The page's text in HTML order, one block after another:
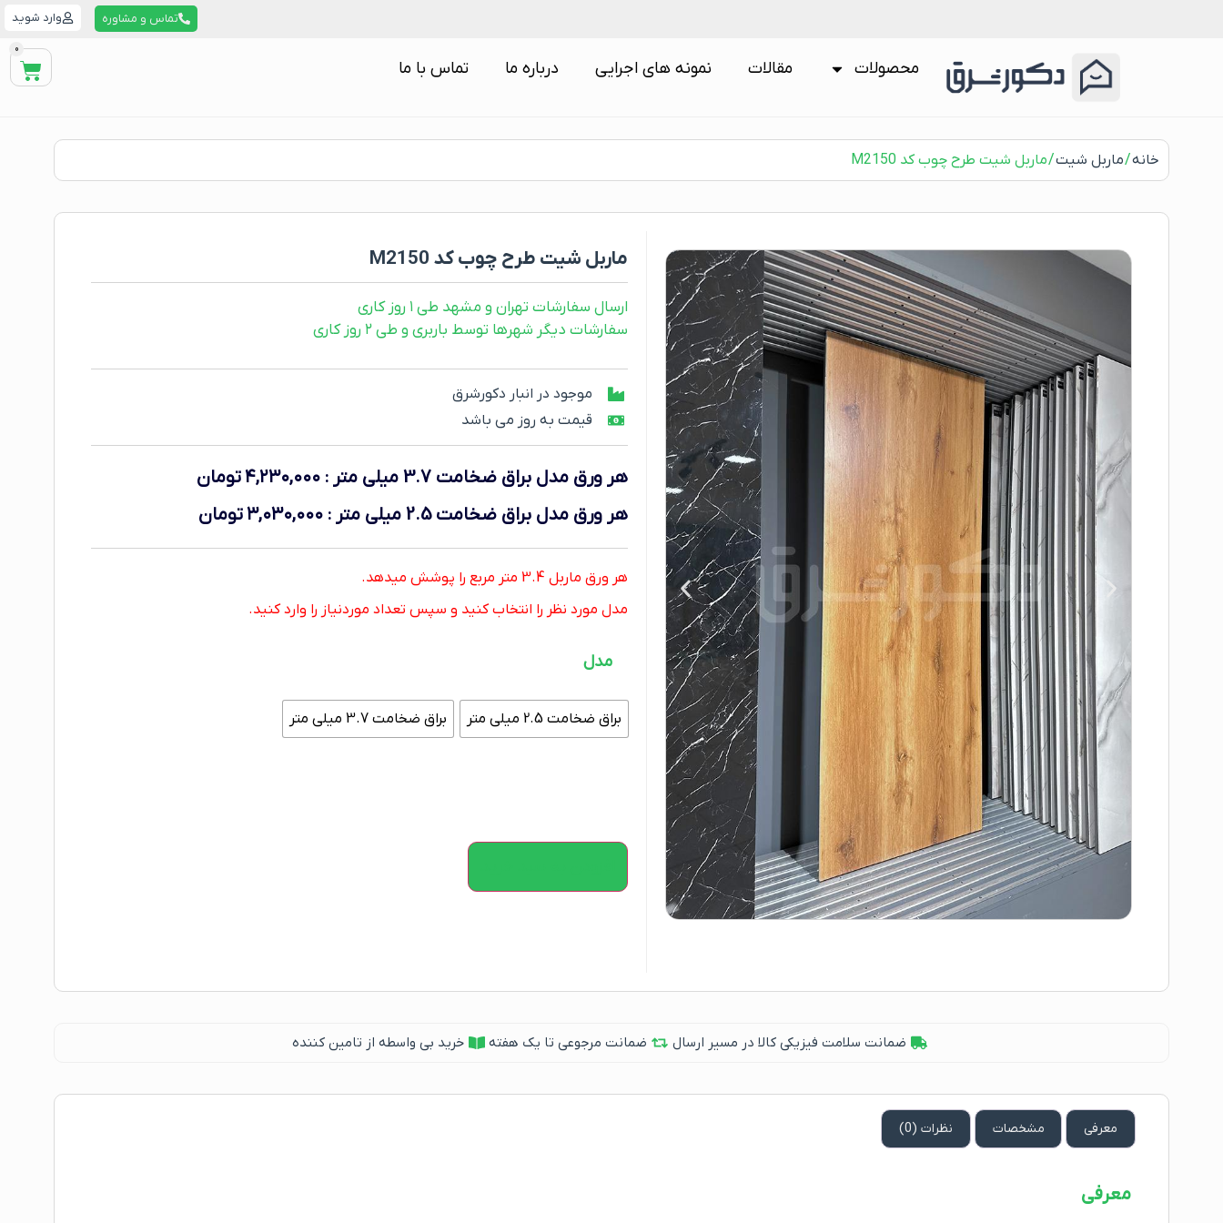
تماس و مشاوره وارد شوید
محصولات مقالات نمونه های اجرایی درباره ما تماس با ما
0
خانه/ماربل شیت/ ماربل شیت طرح چوب کد M2150
ماربل شیت طرح چوب کد M2150
ارسال سفارشات تهران و مشهد طی ۱ روز کاری
سفارشات دیگر شهرها توسط باربری و طی ۲ روز کاری
موجود در انبار دکورشرق
قیمت به روز می باشد
هر ورق مدل براق ضخامت 3.7 میلی متر : ۴,۲۳۰,۰۰۰تومان
هر ورق مدل براق ضخامت 2.5 میلی متر : ۳,۰۳۰,۰۰۰تومان
هر ورق ماربل 3.4 متر مربع را پوشش میدهد.
مدل مورد نظر را انتخاب کنید و سپس تعداد موردنیاز را وارد کنید.
مدل
براق ضخامت 2.5 میلی متر براق ضخامت 3.7 میلی متر
ضمانت سلامت فیزیکی کالا در مسیر ارسال ضمانت مرجوعی تا یک هفته خرید بی واسطه از تامین کننده
معرفی مشخصات نظرات (0)
معرفی